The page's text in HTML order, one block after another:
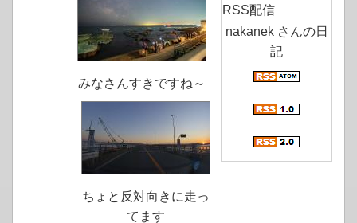
みなさんすきですね～
ちょと反対向きに走っ
てます
RSS配信
nakanek さんの日
記